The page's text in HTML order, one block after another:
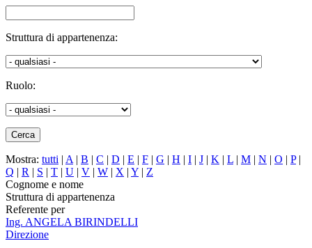
Struttura di appartenenza:
Ruolo:
Mostra: tutti | A | B | C | D | E | F | G | H | I | J | K | L | M | N | O | P|
Q | R | S | T | U | V | W | X | Y | Z
Cognome e nome
Struttura di appartenenza
Referente per
Ing. ANGELA BIRINDELLI
Direzione